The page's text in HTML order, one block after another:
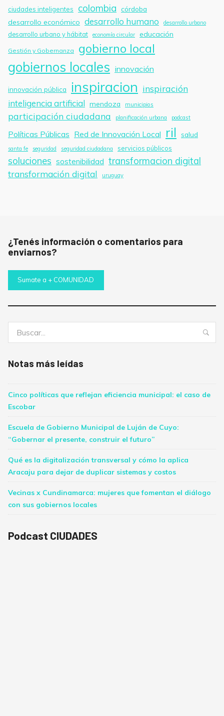
ciudades inteligentes colombia córdoba
desarrollo económico desarrollo humano desarrollo urbano
desarrollo urbano y hábitat economía circular educación
Gestión y Gobernanza gobierno local
gobiernos locales innovación
innovación pública inspiracion inspiración
inteligencia artificial mendoza municipios
participación ciudadana planificación urbana podcast
Políticas Públicas Red de Innovación Local ril salud
santa fe seguridad seguridad ciudadana servicios públicos
soluciones sostenibilidad transformacion digital
transformación digital uruguay
¿Tenés información o comentarios para
enviarnos?
Sumate a + COMUNIDAD
Notas más leídas
Cinco políticas que reflejan eficiencia municipal: el caso de
Escobar
Escuela de Gobierno Municipal de Luján de Cuyo:
“Gobernar el presente, construir el futuro”
Qué es la digitalización transversal y cómo la aplica
Aracaju para dejar de duplicar sistemas y costos
Vecinas x Cundinamarca: mujeres que fomentan el diálogo
con sus gobiernos locales
Podcast CIUDADES